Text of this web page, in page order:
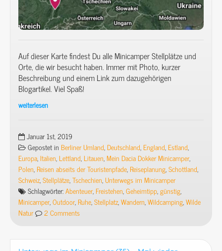
Auf dieser Karte findest Du alle Minicamper Stellplätze und
Orte, die wir besucht haben. Immer mit Photo, kurzer
Beschreibung und einem Link zum dazugehörigen
Blogartikel. Viel Spaß!
weiterlesen
einen
Blick:
Karte
meiner
Minicamper-
Touren
mit
Links
einzelnen
Januar 1st, 2019
Gepostet in Berliner Umland, Deutschland, England, Estland,
Europa, Italien, Lettland, Litauen,Mein Dacia Dokker Minicamper,
Polen, Reisen abseits der Touristenpfade, Reiseplanung,Schottland,
Schweiz,Stellplätze,Tschechien, Unterwegs im Minicamper
Schlagwörter:Abenteuer, Freistehen,Geheimtipp,günstig,
Minicamper,Outdoor, Ruhe,Stellplatz,Wandern,Wildcamping,Wilde
Natur
2 Comments